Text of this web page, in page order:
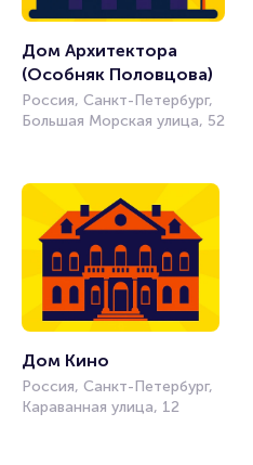
Дом Архитектора
Россия, Санкт-Петербург,
Большая Морская улица, 52
Дом Кино
Россия, Санкт-Петербург,
Караванная улица, 12